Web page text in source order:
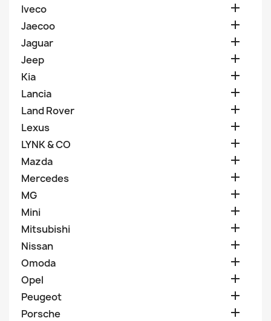
Iveco 
Jaecoo 
Jaguar 
Jeep 
Kia 
Lancia 
Land Rover 
Lexus 
LYNK & CO 
Mazda 
Mercedes 
MG 
Mini 
Mitsubishi 
Nissan 
Omoda 
Opel 
Peugeot 
Porsche 